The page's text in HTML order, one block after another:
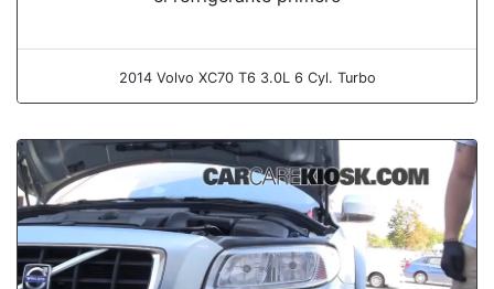
2014 Volvo XC70 T6 3.0L 6 Cyl. Turbo